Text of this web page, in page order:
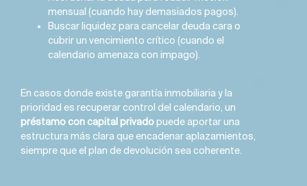
mensual (cuando hay demasiados pagos).
Buscar liquidez para cancelar deuda cara o
cubrir un vencimiento crítico (cuando el
calendario amenaza con impago).
En casos donde existe garantía inmobiliaria y la
prioridad es recuperar control del calendario, un
préstamo con capital privadopuede aportar una
estructura más clara que encadenar aplazamientos,
siempre que el plan de devolución sea coherente.